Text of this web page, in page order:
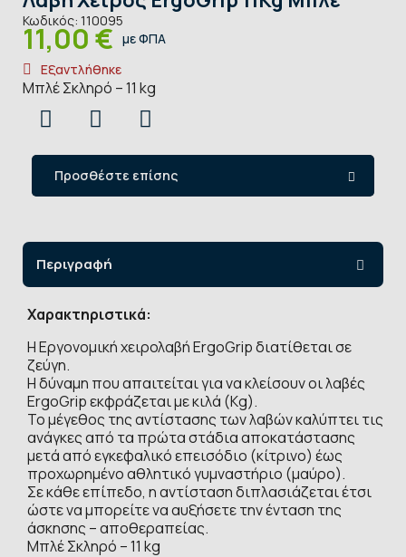
Κωδικός: 110095
11,00 € με ΦΠΑ
Εξαντλήθηκε
Μπλέ Σκληρό – 11 kg
Προσθέστε επίσης
Περιγραφή
Χαρακτηριστικά:
Η Εργονομική χειρολαβή ErgoGrip διατίθεται σε
ζεύγη.
Η δύναμη που απαιτείται για να κλείσουν οι λαβές
ErgoGrip εκφράζεται με κιλά (Kg).
Το μέγεθος της αντίστασης των λαβών καλύπτει τις
ανάγκες από τα πρώτα στάδια αποκατάστασης
μετά από εγκεφαλικό επεισόδιο (κίτρινο) έως
προχωρημένο αθλητικό γυμναστήριο (μαύρο).
Σε κάθε επίπεδο, η αντίσταση διπλασιάζεται έτσι
ώστε να μπορείτε να αυξήσετε την ένταση της
άσκησης – αποθεραπείας.
Μπλέ Σκληρό – 11 kg